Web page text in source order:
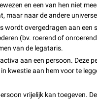
en een van hen niet
maar naar de andere
wordt overgedragen aan een
(bv. roerend of
van de legataris.
aan een persoon. Deze
kwestie aan hem voor te
vrijelijk kan toegeven.